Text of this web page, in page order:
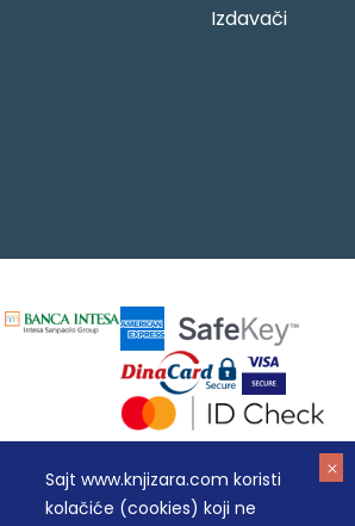
Sajt www.knjizara.com koristi
kolačiće (cookies) koji ne
Izdavači